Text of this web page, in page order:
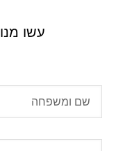
עשו